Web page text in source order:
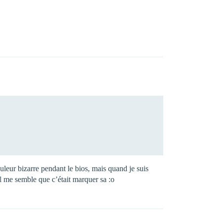
bizarre pendant le bios, mais quand je suis
semble que c’était marquer sa :o